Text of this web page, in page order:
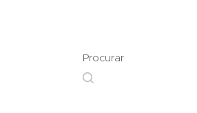
Procurar